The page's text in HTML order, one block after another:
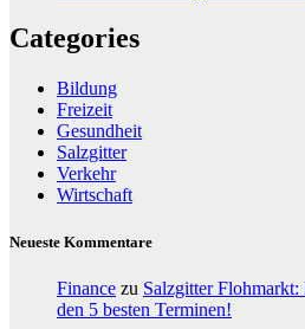
Categories
Bildung
Freizeit
Gesundheit
Salzgitter
Verkehr
Wirtschaft
Neueste Kommentare
Finance zu Salzgitter
den 5 besten Terminen!